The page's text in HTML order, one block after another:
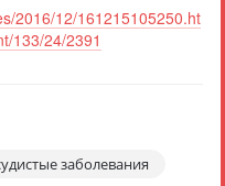
2016/12/161215105250.ht
133/24/2391
заболевания